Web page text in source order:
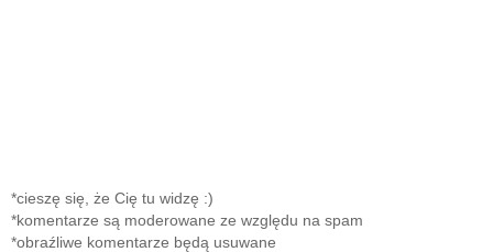
*cieszę się, że Cię tu widzę :)
*komentarze są moderowane ze względu na spam
*obraźliwe komentarze będą usuwane